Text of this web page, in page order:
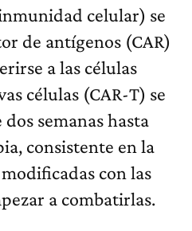
celular) se
de antígenos (CAR)
a las células
células (CAR-T) se
semanas hasta
consistente en la
con las
a combatirlas.